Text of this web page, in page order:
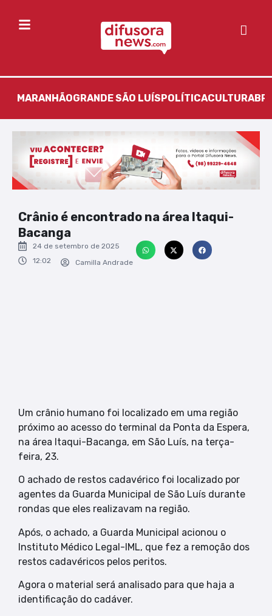
MARANHÃOGRANDE SÃO LUÍS POLÍTICACULTURA
Crânio é encontrado na área Itaqui-
Bacanga
24 de setembro de 2025
12:02
Camilla Andrade
Um crânio humano foi localizado em uma região
próximo ao acesso do terminal da Ponta da Espera,
na área Itaqui-Bacanga, em São Luís, na terça-
feira, 23.
O achado de restos cadavérico foi localizado por
agentes da Guarda Municipal de São Luís durante
rondas que eles realizavam na região.
Após, o achado, a Guarda Municipal acionou o
Instituto Médico Legal-IML, que fez a remoção dos
restos cadavéricos pelos peritos.
Agora o material será analisado para que haja a
identificação do cadáver.